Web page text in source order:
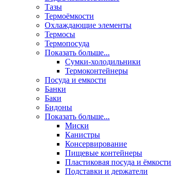
Тазы
Термоёмкости
Охлаждающие элементы
Термосы
Термопосуда
Показать больше...
Сумки-холодильники
Термоконтейнеры
Посуда и емкости
Банки
Баки
Бидоны
Показать больше...
Миски
Канистры
Консервирование
Пищевые контейнеры
Пластиковая посуда и ёмкости
Подставки и держатели